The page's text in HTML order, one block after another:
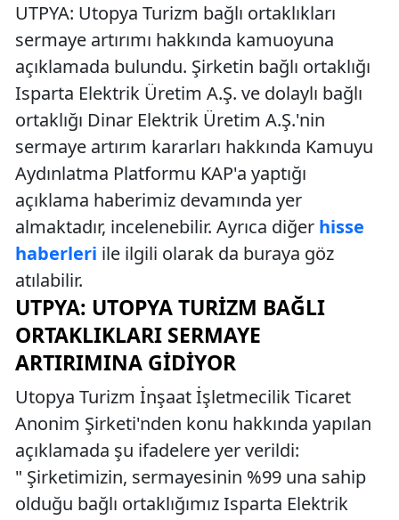
UTPYA: Utopya Turizm bağlı ortaklıkları
sermaye artırımı hakkında kamuoyuna
açıklamada bulundu. Şirketin bağlı ortaklığı
Isparta Elektrik Üretim A.Ş. ve dolaylı bağlı
ortaklığı Dinar Elektrik Üretim A.Ş.'nin
sermaye artırım kararları hakkında Kamuyu
Aydınlatma Platformu KAP'a yaptığı
açıklama haberimiz devamında yer
almaktadır, incelenebilir. Ayrıca diğer hisse
haberleri ile ilgili olarak da buraya göz
atılabilir.
UTPYA: UTOPYA TURIZM BAĞLI
ORTAKLIKLARI SERMAYE
ARTIRIMINA GIDIYOR
Utopya Turizm İnşaat İşletmecilik Ticaret
Anonim Şirketi'nden konu hakkında yapılan
açıklamada şu ifadelere yer verildi:
" Şirketimizin, sermayesinin %99 una sahip
olduğu bağlı ortaklığımız Isparta Elektrik